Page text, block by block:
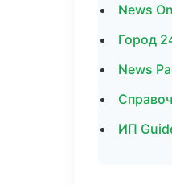
News
Город
News
ИП